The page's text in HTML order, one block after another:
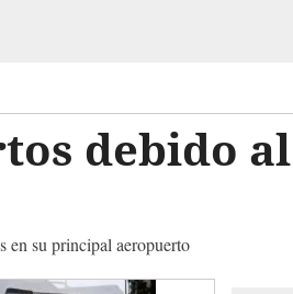
debido
en su principal aeropuerto